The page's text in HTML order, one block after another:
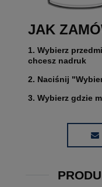
JAK
1. Wybierz
chcesz nadruk
2. Naciśnij
3. Wybierz gdzie